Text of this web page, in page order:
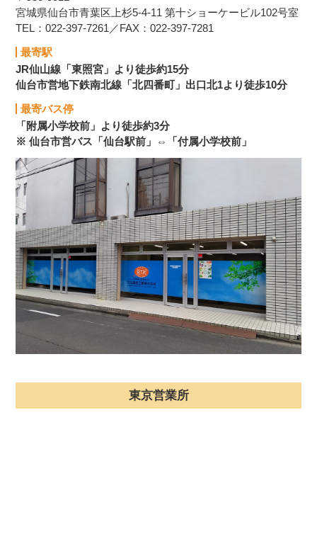
宮城県仙台市青葉区上杉5-4-11 第十ショーケービル102号室
TEL：022-397-7261／FAX：022-397-7281
最寄駅
JR仙山線「東照宮」より徒歩約15分
仙台市営地下鉄南北線「北四番町」出口北1より徒歩10分
最寄バス停
「附属小学校前」より徒歩約3分
※ 仙台市営バス「仙台駅前」⇔「付属小学校前」
東京営業所